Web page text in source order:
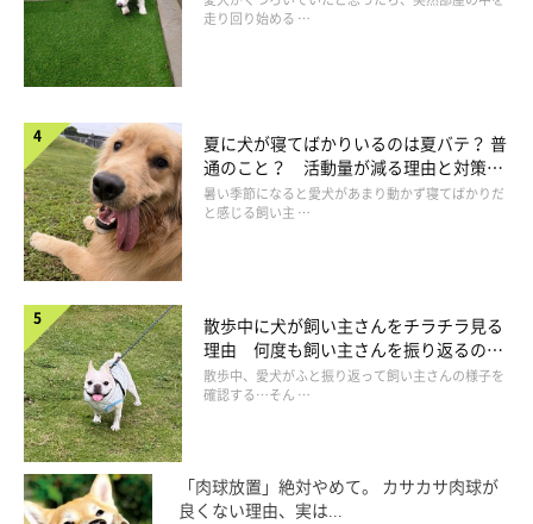
手作り鶏がらスープで水分＆栄養補給
走り回り始める …
夏に犬が寝てばかりいるのは夏バテ？ 普
通のこと？ 活動量が減る理由と対策と
は
暑い季節になると愛犬があまり動かず寝てばかりだ
と感じる飼い主 …
散歩中に犬が飼い主さんをチラチラ見る
理由 何度も飼い主さんを振り返るのは
なぜ？
散歩中、愛犬がふと振り返って飼い主さんの様子を
確認する…そん …
「肉球放置」絶対やめて。 カサカサ肉球が
良くない理由、実は...